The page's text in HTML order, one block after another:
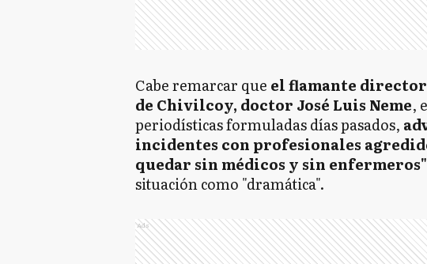
Cabe remarcar que el flamante
de Chivilcoy, doctor José Luis Neme,
periodísticas formuladas días pasados,
incidentes con profesionales
quedar sin médicos y sin enfermeros"
situación como "dramática".
Ads